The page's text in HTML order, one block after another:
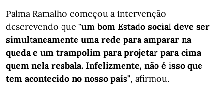
Palma Ramalho começou a intervenção
descrevendo que "um bom Estado social deve ser
simultaneamente uma rede para amparar na
queda e um trampolim para projetar para cima
quem nela resbala. Infelizmente, não é isso que
tem acontecido no nosso país", afirmou.